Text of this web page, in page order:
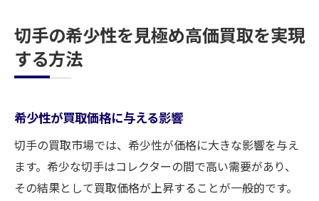
切手の希少性を見極め高価買取を実現
する方法
希少性が買取価格に与える影響
切手の買取市場では、希少性が価格に大きな影響を与え
ます。希少な切手はコレクターの間で高い需要があり、
その結果として買取価格が上昇することが一般的です。